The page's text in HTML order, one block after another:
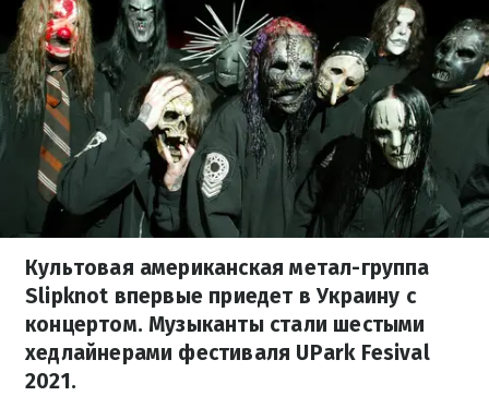
Культовая американская метал-группа
Slipknot впервые приедет в Украину с
концертом. Музыканты стали шестыми
хедлайнерами фестиваля UPark Fesival
2021.